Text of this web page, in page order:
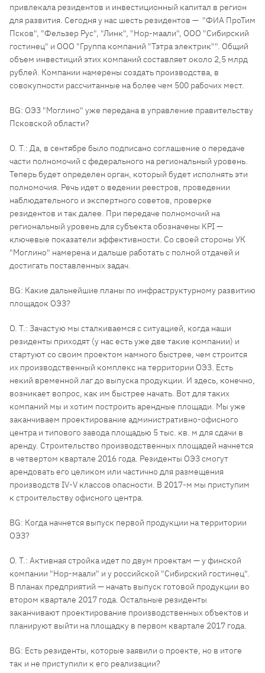
привлекала резидентов и инвестиционный капитал в регион
для развития. Сегодня у нас шесть резидентов — "ФИА ПроТим
Псков", "Фельзер Рус", "Линк", "Нор-маали", ООО "Сибирский
гостинец" и ООО "Группа компаний "Тэтра электрик"". Общий
объем инвестиций этих компаний составляет около 2,5 млрд
рублей. Компании намерены создать производства, в
совокупности рассчитанные на более чем 500 рабочих мест.
BG: ОЭЗ "Моглино" уже передана в управление правительству
Псковской области?
О. Т.: Да, в сентябре было подписано соглашение о передаче
части полномочий с федерального на региональный уровень.
Теперь будет определен орган, который будет исполнять эти
полномочия. Речь идет о ведении реестров, проведении
наблюдательного и экспертного советов, проверке
резидентов и так далее. При передаче полномочий на
региональный уровень для субъекта обозначены KPI —
ключевые показатели эффективности. Со своей стороны УК
"Моглино" намерена и дальше работать с полной отдачей и
достигать поставленных задач.
BG: Какие дальнейшие планы по инфраструктурному развитию
площадок ОЭЗ?
О. Т.: Зачастую мы сталкиваемся с ситуацией, когда наши
резиденты приходят (у нас есть уже две такие компании) и
стартуют со своим проектом намного быстрее, чем строится
их производственный комплекс на территории ОЭЗ. Есть
некий временной лаг до выпуска продукции. И здесь, конечно,
возникает вопрос, как им быстрее начать. Вот для таких
компаний мы и хотим построить арендные площади. Мы уже
заканчиваем проектирование административно-офисного
центра и типового завода площадью 5 тыс. кв. м для сдачи в
аренду. Строительство производственных площадей начнется
в четвертом квартале 2016 года. Резиденты ОЭЗ смогут
арендовать его целиком или частично для размещения
производств IV-V классов опасности. В 2017-м мы приступим
к строительству офисного центра.
BG: Когда начнется выпуск первой продукции на территории
ОЭЗ?
О. Т.: Активная стройка идет по двум проектам — у финской
компании "Нор-маали" и у российской "Сибирский гостинец".
В планах предприятий — начать выпуск готовой продукции во
втором квартале 2017 года. Остальные резиденты
заканчивают проектирование производственных объектов и
планируют выйти на площадку в первом квартале 2017 года.
BG: Есть резиденты, которые заявили о проекте, но в итоге
так и не приступили к его реализации?